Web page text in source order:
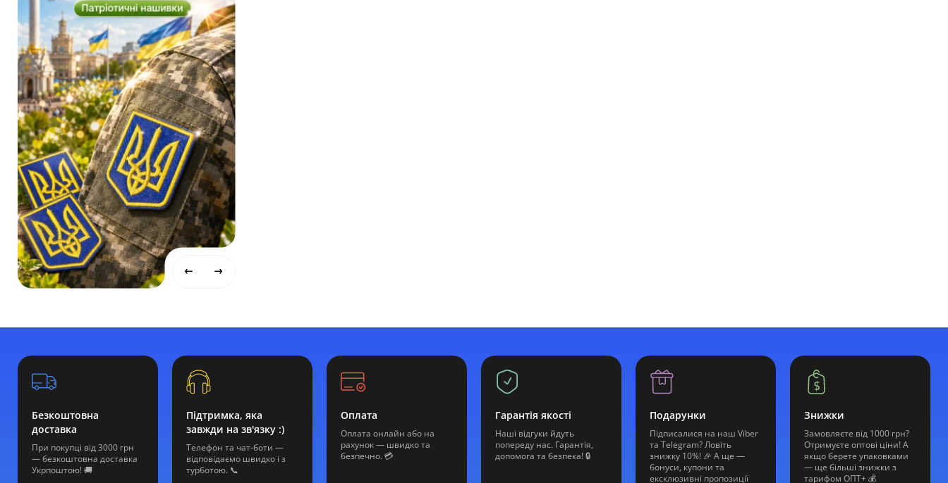
Безкоштовна
доставка
При покупці від 3000 грн
— безкоштовна доставка
Укрпоштою! 🚚
Підтримка, яка
завжди на зв'язку :)
Телефон та чат-боти —
відповідаємо швидко і з
турботою. 📞
Оплата
Оплата онлайн або на
рахунок — швидко та
безпечно. 💳
Гарантія якості
Наші відгуки йдуть
попереду нас. Гарантія,
допомога та безпека! 🔒
Подарунки
Підписалися на наш Viber
та Telegram? Ловіть
знижку 10%! 🎉 А ще —
бонуси, купони та
ексклюзивні пропозиції
Знижки
Замовляєте від 1000 грн?
Отримуєте оптові ціни! А
якщо берете упаковками
— ще більші знижки з
тарифом ОПТ+ 💰